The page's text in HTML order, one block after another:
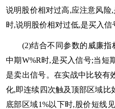
说明股价相对过高,应注意风险
时,说明股价相对过低,是买入信
(2)结合不同参数的威廉指
中期W%R时,是买入信号;当短
是卖出信号。在实战中比较有
化,即连续四次触及顶部区域比
底部区域1%以下时,股价短线